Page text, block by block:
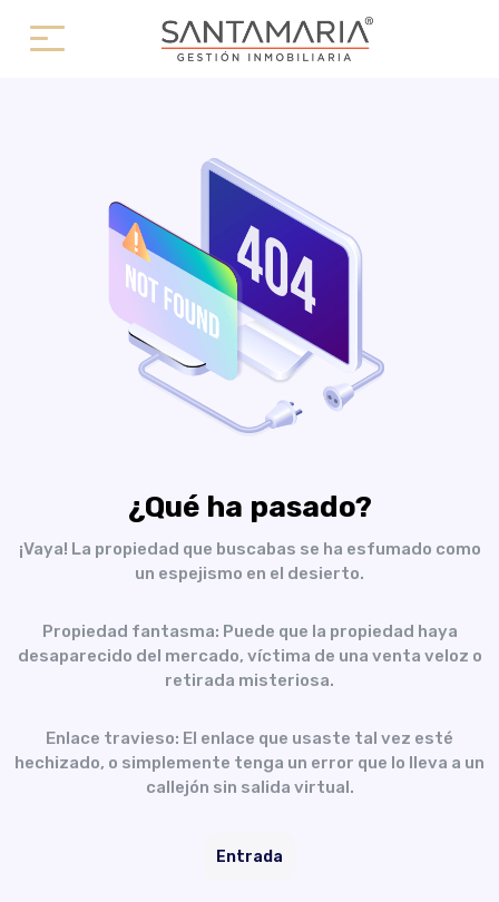
¿Qué ha pasado?
¡Vaya! La propiedad que buscabas se ha esfumado como
un espejismo en el desierto.
Propiedad fantasma: Puede que la propiedad haya
desaparecido del mercado, víctima de una venta veloz o
retirada misteriosa.
Enlace travieso: El enlace que usaste tal vez esté
hechizado, o simplemente tenga un error que lo lleva a un
callejón sin salida virtual.
Entrada